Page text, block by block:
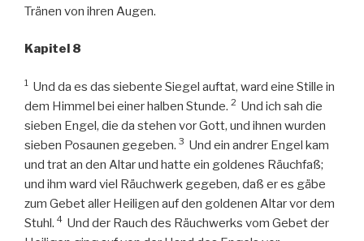
Tränen von ihren Augen.
Kapitel 8
1 Und da es das siebente Siegel auftat, ward eine Stille in
dem Himmel bei einer halben Stunde. 2 Und ich sah die
sieben Engel, die da stehen vor Gott, und ihnen wurden
sieben Posaunen gegeben. 3 Und ein andrer Engel kam
und trat an den Altar und hatte ein goldenes Räuchfaß;
und ihm ward viel Räuchwerk gegeben, daß er es gäbe
zum Gebet aller Heiligen auf den goldenen Altar vor dem
Stuhl. 4 Und der Rauch des Räuchwerks vom Gebet der